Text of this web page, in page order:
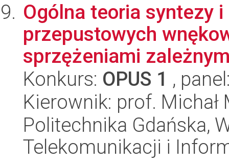
Ogólna teoria syntezy
przepustowych
sprzężeniami
Konkurs: OPUS 1 ,
Kierownik: prof. Michał
Politechnika Gdańska,
Telekomunikacji i